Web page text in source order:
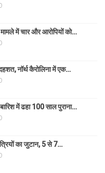
में चार और आरोपियों को…
नॉर्थ कैरोलिना में एक…
में ढहा 100 साल पुराना…
का जुटान, 5 से 7…